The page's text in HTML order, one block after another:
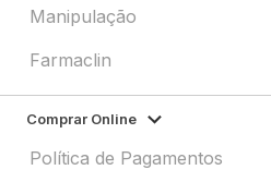
Manipulação
Farmaclin
Comprar Online
Política de Pagamentos